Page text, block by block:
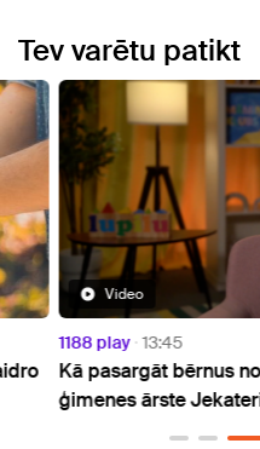
Tev varētu patikt
Video
1188 play 13:45
Kā pasargāt bērnus
ģimenes ārste